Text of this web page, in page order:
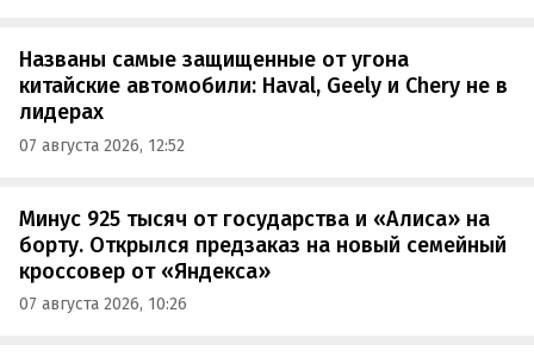
Названы самые защищенные от угона
китайские автомобили: Haval, Geely и Chery не в
лидерах
07 августа 2026, 12:52
Минус 925 тысяч от государства и «Алиса» на
борту. Открылся предзаказ на новый семейный
кроссовер от «Яндекса»
07 августа 2026, 10:26